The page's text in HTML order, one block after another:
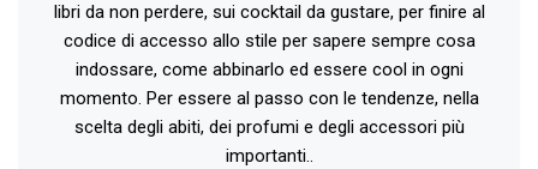
libri da non perdere, sui cocktail da gustare, per finire al
codice di accesso allo stile per sapere sempre cosa
indossare, come abbinarlo ed essere cool in ogni
momento. Per essere al passo con le tendenze, nella
scelta degli abiti, dei profumi e degli accessori più
importanti..